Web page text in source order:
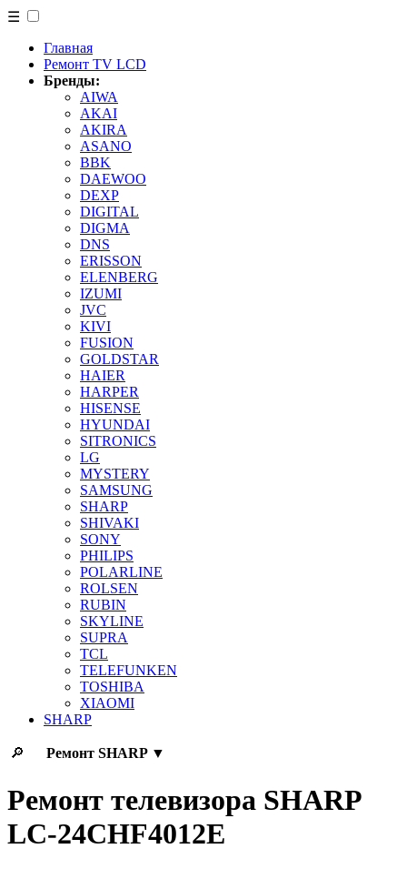
☰
Главная
Ремонт TV LCD
Бренды:
AIWA
AKAI
AKIRA
ASANO
BBK
DAEWOO
DEXP
DIGITAL
DIGMA
DNS
ERISSON
ELENBERG
IZUMI
JVC
KIVI
FUSION
GOLDSTAR
HAIER
HARPER
HISENSE
HYUNDAI
SITRONICS
LG
MYSTERY
SAMSUNG
SHARP
SHIVAKI
SONY
PHILIPS
POLARLINE
ROLSEN
RUBIN
SKYLINE
SUPRA
TCL
TELEFUNKEN
TOSHIBA
XIAOMI
SHARP
🔎 Ремонт SHARP▼
Ремонт телевизора SHARP
LC-24CHF4012E